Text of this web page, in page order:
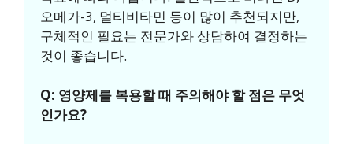
오메가-3, 멀티비타민 등이 많이 추천되지만,
구체적인 필요는 전문가와 상담하여 결정하는
것이 좋습니다.
Q: 영양제를 복용할 때 주의해야 할 점은 무엇
인가요?